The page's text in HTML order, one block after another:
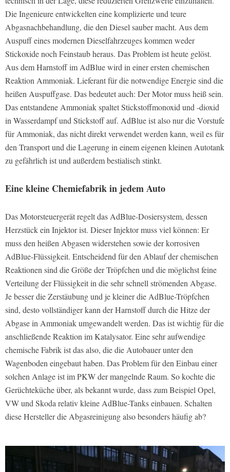
Die Ingenieure entwickelten eine komplizierte und teure
Abgasnachbehandlung, die den Diesel sauber macht. Aus dem
Auspuff eines modernen Dieselfahrzeuges kommen weder
Stickoxide noch Feinstaub heraus. Das Problem ist heute gelöst.
Aus dem Harnstoff im AdBlue wird in einer ersten chemischen
Reaktion Ammoniak. Lieferant für die notwendige Energie sind die
heißen Auspuffgase. Das bedeutet auch: Der Motor muss heiß sein.
Das entstandene Ammoniak spaltet Stickstoffmonoxid und -dioxid
in Wasserdampf und Stickstoff auf. AdBlue ist also nur die Vorstufe
für Ammoniak, das nicht direkt verwendet werden kann, weil es für
den Transport und die Lagerung in einem eigenen kleinen Autotank
zu gefährlich ist und außerdem bestialisch stinkt.
Eine kleine Chemiefabrik in jedem Auto
Das Motorsteuergerät regelt das AdBlue-Dosiersystem, dessen
Herzstück ein Injektor ist. Dieser Injektor muss viel können: Er
muss den heißen Abgasen widerstehen sowie der korrosiven
AdBlue-Flüssigkeit. Entscheidend für den Ablauf der chemischen
Reaktionen sind die Größe der Tröpfchen und die möglichst feine
Verteilung der Flüssigkeit in die sehr schnell strömenden Abgase.
Je besser die Zerstäubung und je kleiner die AdBlue-Tröpfchen
sind, desto vollständiger kann der Harnstoff durch die Hitze der
Abgase in Ammoniak umgewandelt werden. Das ist wichtig für die
anschließende Reaktion im Katalysator. Eine sehr aufwendige
chemische Fabrik ist das also, die die Autobauer unter den
Wagenboden eingebaut haben. Das Problem für den Einbau einer
solchen Anlage ist im PKW der mangelnde Raum. So kochte die
Gerüchteküche über, als bekannt wurde, dass zum Beispiel Opel,
VW und Skoda relativ kleine AdBlue-Tanks einbauen. Schalten
diese Hersteller die Abgasreinigung also besonders häufig ab?